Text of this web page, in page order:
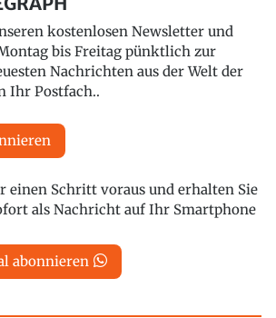
kostenlosen Newsletter und
bis Freitag pünktlich zur
Nachrichten aus der Welt der
Ihr Postfach..
einen Schritt voraus und erhalten Sie
als Nachricht auf Ihr Smartphone
abonnieren